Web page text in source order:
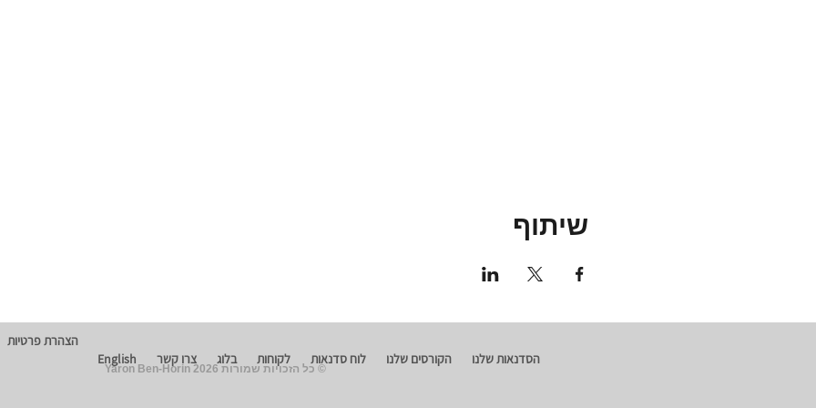
שיתוף
הצהרת פרטיות
English
צרו קשר בלוג לקוחות לוח סדנאות הקורסים שלנו הסדנאות שלנו
© כל הזכויות שמורות 2026 Yaron Ben-Horin